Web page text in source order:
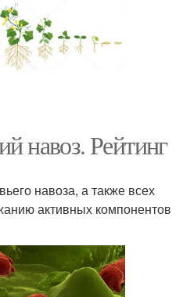
навоз. Рейтинг
навоза, а также всех
активных компонентов